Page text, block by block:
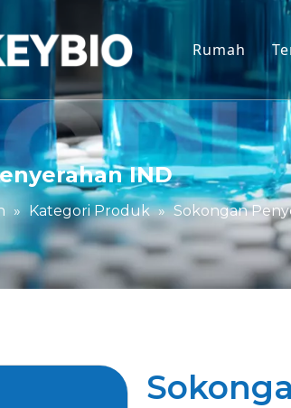
Rumah
IND
» Kategori Produk » Sokongan